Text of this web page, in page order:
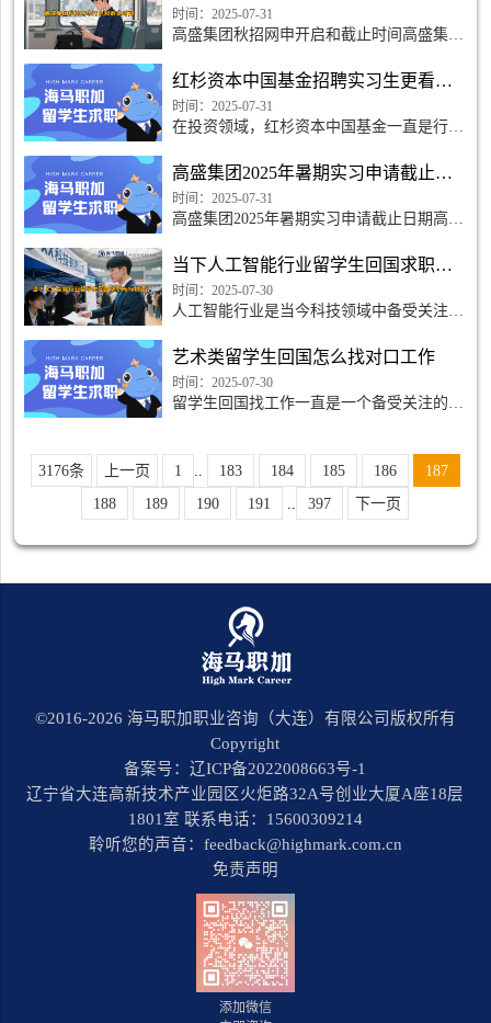
秀人才加入。
时间：2025-07-31
高盛集团秋招网申开启和截止时间高盛集团
服务公司，一直以来致力于挖掘和培养金融
领域的人才，为青
红杉资本中国基金招聘实习生更看重创业经历还是学术成绩
时间：2025-07-31
在投资领域，红杉资本中国基金一直是行业
有志于加入红杉资本中国基金的同学来说，
心中常存疑问：在招聘时，红杉资本中国基
金究竟更看重创业经
高盛集团2025年暑期实习申请截止日期是什么时候
时间：2025-07-31
高盛集团2025年暑期实习申请截止日期高盛
Group, Inc ，是一家全球知名的投资银行和
金融服务公司。
当下人工智能行业留学生回国求职有何机遇？
时间：2025-07-30
人工智能行业是当今科技领域中备受关注的
是不可小觑。下面我们将为大家分析，在这
个充满机遇与挑战
艺术类留学生回国怎么找对口工作
时间：2025-07-30
留学生回国找工作一直是一个备受关注的话
他们接受了世界一流的艺术教育，但回国后
却面临着就业市场的
3176条 上一页 1 .. 183 184 185 186
187
188
189 190 191 .. 397 下一页
©2016-2026 海马职加职业咨询（大连）有限公司版权所有
Copyright
备案号：辽ICP备2022008663号-1
辽宁省大连高新技术产业园区火炬路32A号创业大厦A座18层
1801室 联系电话：15600309214
聆听您的声音：feedback@highmark.com.cn
免责声明
添加微信